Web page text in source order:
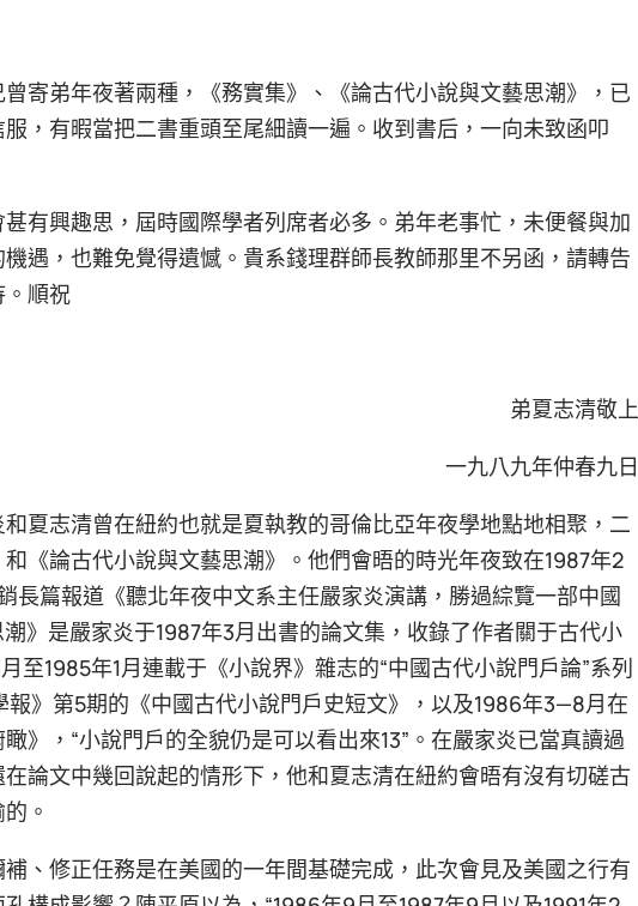
寄弟年夜著兩種，《務實集》、《論古代小說與文藝思潮》，已
，有暇當把二書重頭至尾細讀一遍。收到書后，一向未致函叩
有興趣思，屆時國際學者列席者必多。弟年老事忙，未便餐與加
遇，也難免覺得遺憾。貴系錢理群師長教師那里不另函，請轉告
順祝
弟夏志清敬上
一九八九年仲春九日
夏志清曾在紐約也就是夏執教的哥倫比亞年夜學地點地相聚，二
《論古代小說與文藝思潮》。他們會晤的時光年夜致在1987年2
長篇報道《聽北年夜中文系主任嚴家炎演講，勝過綜覽一部中國
》是嚴家炎于1987年3月出書的論文集，收錄了作者關于古代小
至1985年1月連載于《小說界》雜志的“中國古代小說門戶論”系列
》第5期的《中國古代小說門戶史短文》，以及1986年3—8月在
》，“小說門戶的全貌仍是可以看出來13”。在嚴家炎已當真讀過
論文中幾回說起的情形下，他和夏志清在紐約會晤有沒有切磋古
。
、修正任務是在美國的一年間基礎完成，此次會見及美國之行有